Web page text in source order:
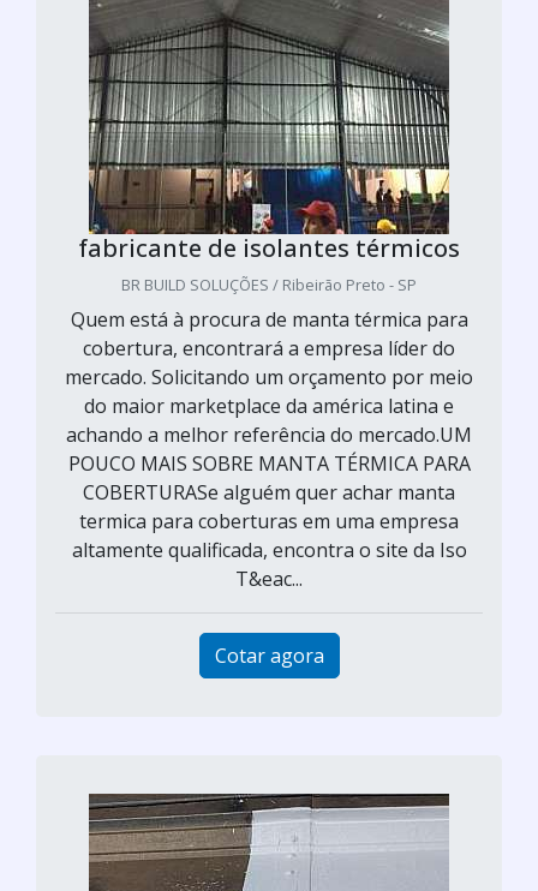
fabricante de isolantes térmicos
BR BUILD SOLUÇÕES / Ribeirão Preto - SP
Quem está à procura de manta térmica para
cobertura, encontrará a empresa líder do
mercado. Solicitando um orçamento por meio
do maior marketplace da américa latina e
achando a melhor referência do mercado.UM
POUCO MAIS SOBRE MANTA TÉRMICA PARA
COBERTURASe alguém quer achar manta
termica para coberturas em uma empresa
altamente qualificada, encontra o site da Iso
T&eac...
Cotar agora